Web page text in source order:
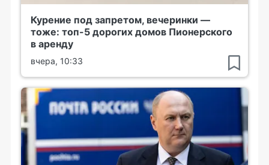
Курение под запретом, вечеринки —
тоже: топ-5 дорогих домов Пионерского
в аренду
вчера, 10:33